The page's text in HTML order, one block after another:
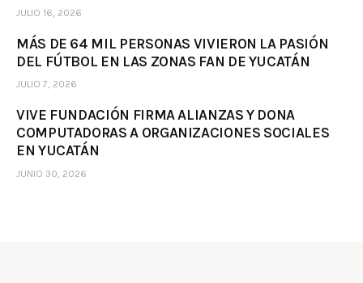
JULIO 16, 2026
MÁS DE 64 MIL PERSONAS VIVIERON LA PASIÓN
DEL FÚTBOL EN LAS ZONAS FAN DE YUCATÁN
JULIO 7, 2026
VIVE FUNDACIÓN FIRMA ALIANZAS Y DONA
COMPUTADORAS A ORGANIZACIONES SOCIALES
EN YUCATÁN
JUNIO 30, 2026